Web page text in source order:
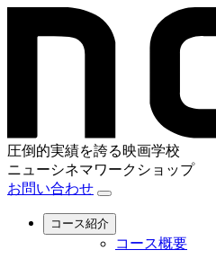
圧倒的実績を誇る映画学校
ニューシネマワークショップ
お問い合わせ
コース紹介
コース概要